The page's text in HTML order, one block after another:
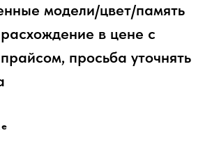
модели/цвет/память
в цене с
просьба уточнять